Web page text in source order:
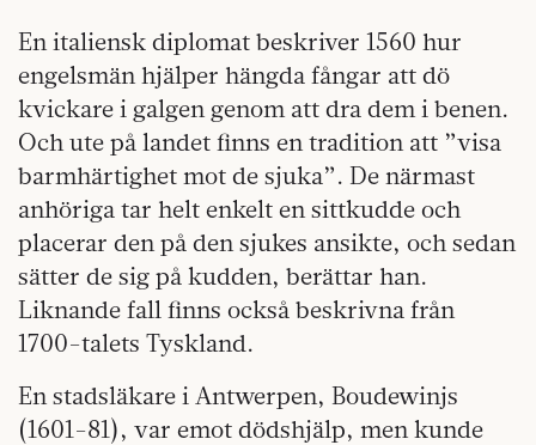
En italiensk diplomat beskriver 1560 hur
engelsmän hjälper hängda fångar att dö
kvickare i galgen genom att dra dem i benen.
Och ute på landet finns en tradition att ”visa
barmhärtighet mot de sjuka”. De närmast
anhöriga tar helt enkelt en sittkudde och
placerar den på den sjukes ansikte, och sedan
sätter de sig på kudden, berättar han.
Liknande fall finns också beskrivna från
1700-talets Tyskland.
En stadsläkare i Antwerpen, Boudewinjs
(1601-81), var emot dödshjälp, men kunde